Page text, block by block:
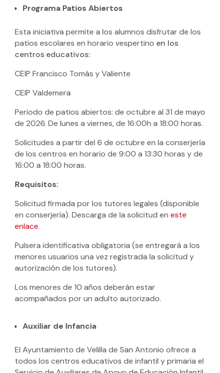
Programa Patios Abiertos
Esta iniciativa permite a los alumnos disfrutar de los
patios escolares en horario vespertino en los
centros educativos:
CEIP Francisco Tomás y Valiente
CEIP Valdemera
Periodo de patios abiertos: de octubre al 31 de mayo
de 2026. De lunes a viernes, de 16:00h a 18:00 horas.
Solicitudes a partir del 6 de octubre en la conserjería
de los centros en horario de 9:00 a 13:30 horas y de
16:00 a 18:00 horas.
Requisitos:
Solicitud firmada por los tutores legales (disponible
en conserjería). Descarga de la solicitud en este
enlace.
Pulsera identificativa obligatoria (se entregará a los
menores usuarios una vez registrada la solicitud y
autorización de los tutores).
Los menores de 10 años deberán estar
acompañados por un adulto autorizado.
Auxiliar de Infancia
El Ayuntamiento de Velilla de San Antonio ofrece a
todos los centros educativos de infantil y primaria el